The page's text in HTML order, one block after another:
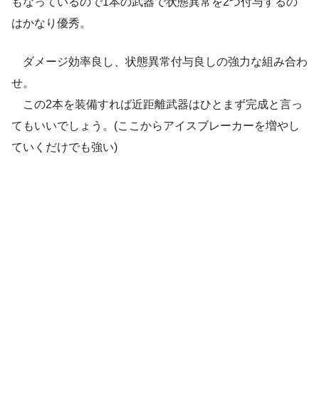
はかなり優秀。
ダメージ効率良し、状態異常付与良しの強力な組み合わ
せ。
この2本を装備すれば近距離武器はひとまず完成と言っ
てもいいでしょう。(ここからアイスブレーカーを増やし
ていくだけでも強い)